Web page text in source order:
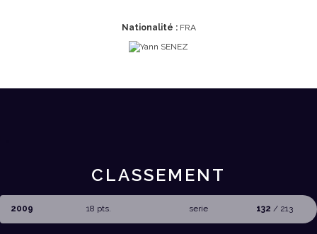
Nationalité :FRA
CLASSEMENT
2009 18 pts. serie 132 / 213